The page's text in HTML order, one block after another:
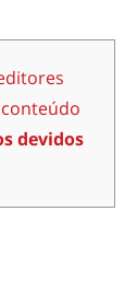
devidos